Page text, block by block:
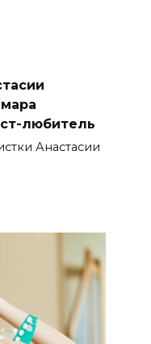
любитель
Анастасии